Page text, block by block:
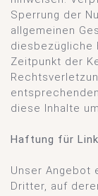
Sperrung der
allgemeinen
diesbezügliche
Zeitpunkt der
diese Inhalte
Haftung für
Unser Angebot
Dritter, auf